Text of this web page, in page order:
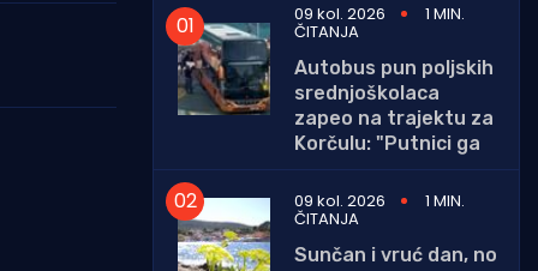
09 kol. 2026 1 MIN.
ČITANJA
Autobus pun poljskih
srednjoškolaca
zapeo na trajektu za
Korčulu: "Putnici ga
09 kol. 2026 1 MIN.
ČITANJA
Sunčan i vruć dan, no